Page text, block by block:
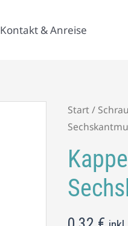
Kontakt & Anreise
Start/
Kappe
für
M8
Menge